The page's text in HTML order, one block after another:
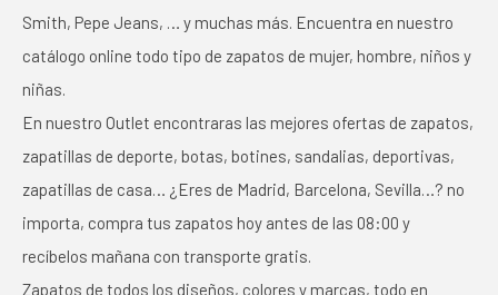
Smith, Pepe Jeans, … y muchas más. Encuentra en nuestro
catálogo online todo tipo de zapatos de mujer, hombre, niños y
niñas.
En nuestro Outlet encontraras las mejores ofertas de zapatos,
zapatillas de deporte, botas, botines, sandalias, deportivas,
zapatillas de casa… ¿Eres de Madrid, Barcelona, Sevilla…? no
importa, compra tus zapatos hoy antes de las 08:00 y
recíbelos mañana con transporte gratis.
Zapatos de todos los diseños, colores y marcas, todo en